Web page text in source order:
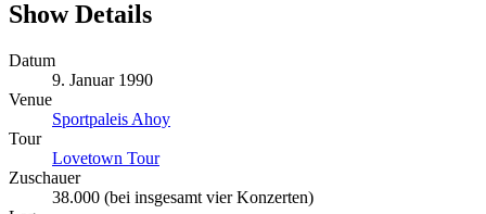
Show Details
Datum
9. Januar 1990
Venue
Sportpaleis Ahoy
Tour
Lovetown Tour
Zuschauer
38.000 (bei insgesamt vier Konzerten)